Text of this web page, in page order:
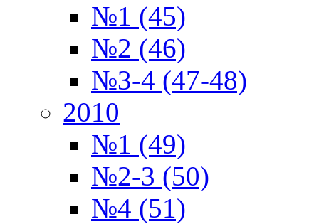
№1 (45)
№2 (46)
№3-4 (47-48)
2010
№1 (49)
№2-3 (50)
№4 (51)